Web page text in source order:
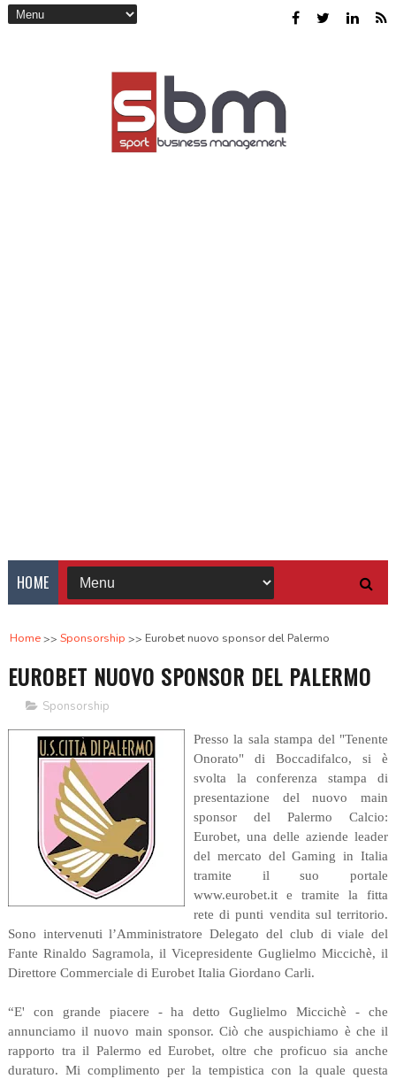
HOME
Home Sponsorship Eurobet nuovo sponsor del Palermo
EUROBET NUOVO SPONSOR DEL PALERMO
Sponsorship
Presso la sala stampa del "Tenente
Onorato" di Boccadifalco, si è
svolta la conferenza stampa di
presentazione del nuovo main
sponsor del Palermo Calcio:
Eurobet, una delle aziende leader
del mercato del Gaming in Italia
tramite il suo portale
www.eurobet.it e tramite la fitta
rete di punti vendita sul territorio.
Sono intervenuti l’Amministratore Delegato del club di viale del
Fante Rinaldo Sagramola, il Vicepresidente Guglielmo Miccichè, il
Direttore Commerciale di Eurobet Italia Giordano Carli.
“E' con grande piacere - ha detto Guglielmo Miccichè - che
annunciamo il nuovo main sponsor. Ciò che auspichiamo è che il
rapporto tra il Palermo ed Eurobet, oltre che proficuo sia anche
duraturo. Mi complimento per la tempistica con la quale questa